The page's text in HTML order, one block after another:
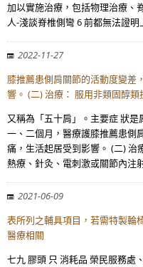
加以實施治療，包括物理治療、
人-淺談脊椎側彎 6 前都無法證
2022-11-27
膝推薦患側肩關節的活動度變差
響。 (二) 治療： 服用非類固醇
又稱為「五十肩」。主要症 狀
一、二個月，醫療護膝推薦患側
痛，生活起居受到影響。 (二) 治
熱療、針灸、電刺激或關節內注
2021-06-09
表所列之輔具項目，若需特製輪
醫療相關
七九 膠頭 只 消耗品 榮民服務處